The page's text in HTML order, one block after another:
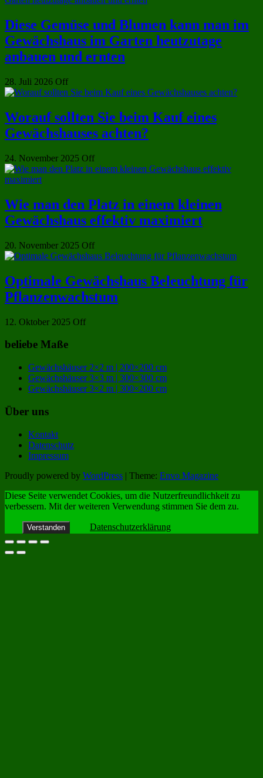
Diese Gemüse und Blumen kann man im
Gewächshaus im Garten heutzutage
anbauen und ernten
28. Juli 2026 Off
Worauf sollten Sie beim Kauf eines
Gewächshauses achten?
24. November 2025 Off
Wie man den Platz in einem kleinen
Gewächshaus effektiv maximiert
20. November 2025 Off
Optimale Gewächshaus Beleuchtung für
Pflanzenwachstum
12. Oktober 2025 Off
beliebe Maße
Gewächshäuser 2×2 m | 200×200 cm
Gewächshäuser 3×3 m | 300×300 cm
Gewächshäuser 3×2 m | 300×200 cm
Über uns
Kontakt
Datenschutz
Impressum
Proudly powered by WordPress | Theme: Envo Magazine
Diese Seite verwendet Cookies, um die Nutzerfreundlichkeit zu
verbessern. Mit der weiteren Verwendung stimmen Sie dem zu.
Verstanden Datenschutzerklärung